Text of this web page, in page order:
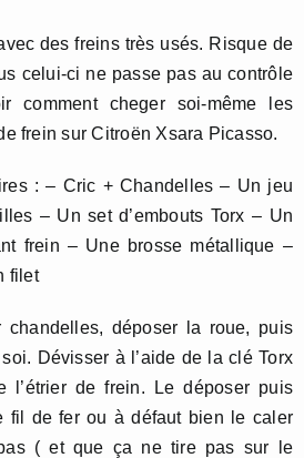
des freins très usés. Risque de
celui-ci ne passe pas au contrôle
comment cheger soi-même les
frein sur Citroën Xsara Picasso.
: – Cric + Chandelles – Un jeu
– Un set d’embouts Torx – Un
frein – Une brosse métallique –
filet
chandelles, déposer la roue, puis
Dévisser à l’aide de la clé Torx
l’étrier de frein. Le déposer puis
fil de fer ou à défaut bien le caler
( et que ça ne tire pas sur le